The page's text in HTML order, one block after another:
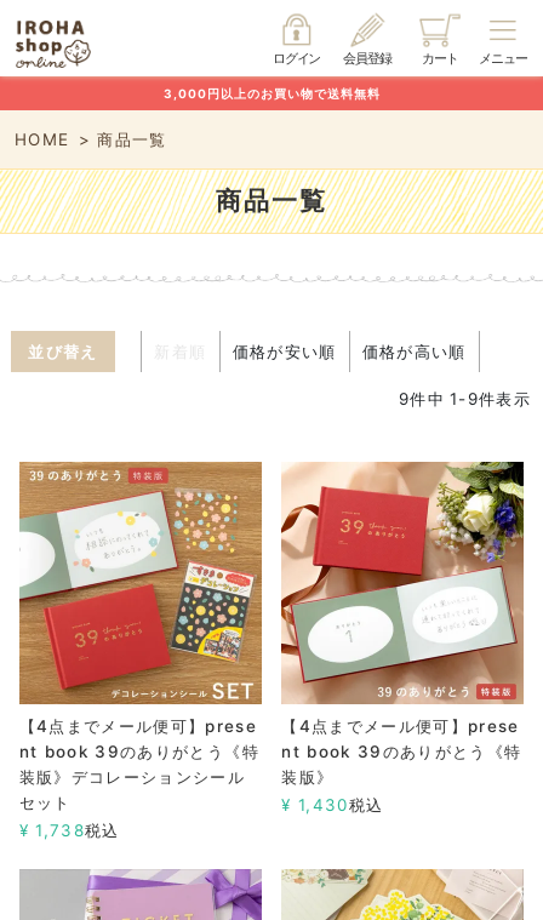
メニュー
カート
会員登録
ログイン
3,000円以上のお買い物で送料無料
HOME 商品一覧
商品一覧
並び替え 価格が安い順 価格が高い順
9件中 1-9件表示
【4点までメール便可】prese
nt book 39のありがとう《特
装版》デコレーションシール
セット
¥ 1,738税込
【4点までメール便可】prese
nt book 39のありがとう《特
装版》
¥ 1,430税込